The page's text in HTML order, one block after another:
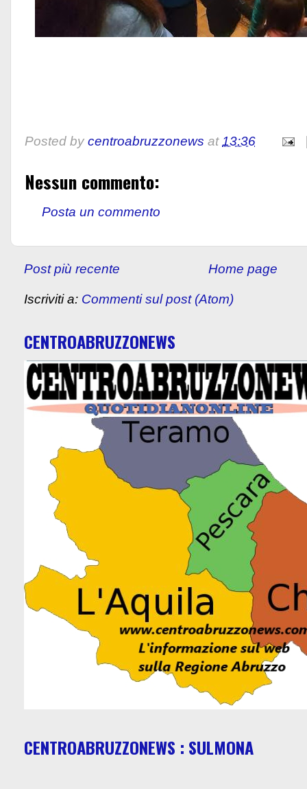
Posted by centroabruzzonews at13:36
Nessun commento:
Posta un commento
Post più recente Home page
Iscriviti a: Commenti sul post (Atom)
CENTROABRUZZONEWS
CENTROABRUZZONEWS : SULMONA